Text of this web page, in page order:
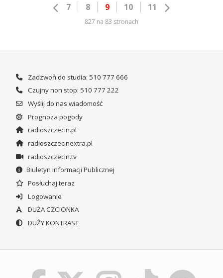
7 8 9 10 11
827 na 83 stronach
Zadzwoń do studia: 510 777 666
Czujny non stop: 510 777 222
Wyślij do nas wiadomość
Prognoza pogody
radioszczecin.pl
radioszczecinextra.pl
radioszczecin.tv
Biuletyn Informacji Publicznej
Posłuchaj teraz
Logowanie
DUŻA CZCIONKA
DUŻY KONTRAST